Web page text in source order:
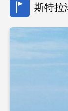
斯特拉